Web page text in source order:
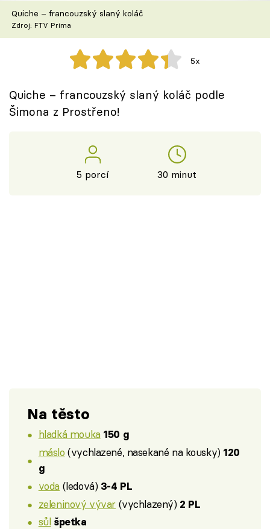
Recepty z TV
Speciál: Cuketa
Těhotnej kuchař
Sledujte prima+
Quiche – francouzský slaný koláč
Zdroj: FTV Prima
5x
Quiche – francouzský slaný koláč podle
Šimona z Prostřeno!
5 porcí 30 minut
Na těsto
hladká mouka 150 g
máslo (vychlazené, nasekané na kousky) 120
g
voda (ledová) 3-4 PL
zeleninový vývar (vychlazený) 2 PL
sůl špetka